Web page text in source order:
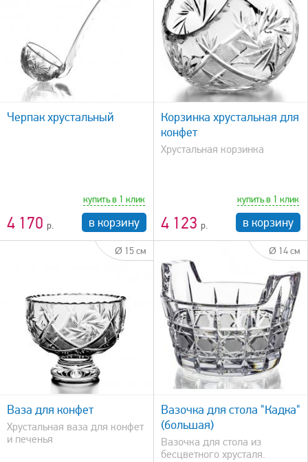
Черпак хрустальный
4 170
купить в 1 клик
в корзину
быстрый просмотр
Корзинка хрустальная для
конфет
Хрустальная корзинка
4 123
купить в 1 клик
в корзину
Ø 15 см
Ваза для конфет
Хрустальная ваза для конфет
и печенья
Ø 14 см
быстрый просмотр
Вазочка для стола "Кадка"
(большая)
Вазочка для стола из
бесцветного хрусталя.